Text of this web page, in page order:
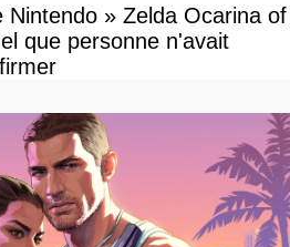
Nintendo » Zelda Ocarina of
que personne n'avait